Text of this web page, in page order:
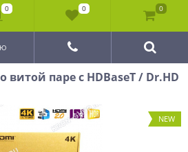
витой паре с HDBaseT / Dr.HD
NEW
0 0 0